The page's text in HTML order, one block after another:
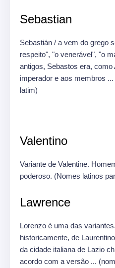
Sebastian
Sebastián / a vem do grego
respeito", "o venerável", "o
antigos, Sebastos era, como
imperador e aos membros
latim)
Valentino
Variante de Valentine.
poderoso. (Nomes latinos
Lawrence
Lorenzo é uma das
historicamente, de
da cidade italiana de Lazio
acordo com a versão ...